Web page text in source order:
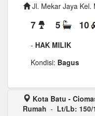
Jl. Mekar Jaya Kel.
7 5 10
- HAK MILIK
Kondisi: Bagus
Kota Batu -
Rumah - Lt/Lb: 150/